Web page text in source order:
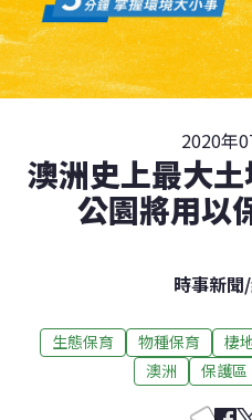
2020年
澳洲史上最大
公園將用以
時事新聞/
生態保育 物種保育 棲
澳洲
保護區